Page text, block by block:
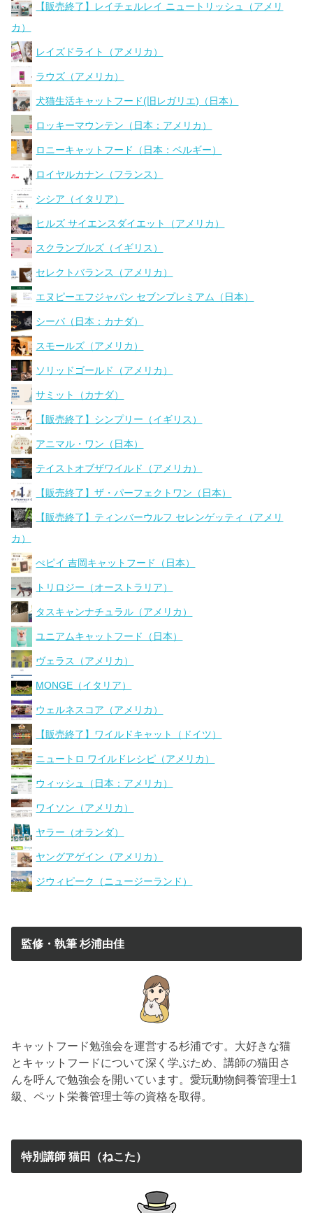
【販売終了】レイチェルレイ ニュートリッシュ（アメリ
カ）
レイズドライト（アメリカ）
ラウズ（アメリカ）
犬猫生活キャットフード(旧レガリエ)（日本）
ロッキーマウンテン（日本：アメリカ）
ロニーキャットフード（日本：ベルギー）
ロイヤルカナン（フランス）
シシア（イタリア）
ヒルズ サイエンスダイエット（アメリカ）
スクランブルズ（イギリス）
セレクトバランス（アメリカ）
エヌピーエフジャパン セブンプレミアム（日本）
シーバ（日本：カナダ）
スモールズ（アメリカ）
ソリッドゴールド（アメリカ）
サミット（カナダ）
【販売終了】シンプリー（イギリス）
アニマル・ワン（日本）
テイストオブザワイルド（アメリカ）
【販売終了】ザ・パーフェクトワン（日本）
【販売終了】ティンバーウルフ セレンゲッティ（アメリ
カ）
ぺピイ 吉岡キャットフード（日本）
トリロジー（オーストラリア）
タスキャンナチュラル（アメリカ）
ユニアムキャットフード（日本）
ヴェラス（アメリカ）
MONGE（イタリア）
ウェルネスコア（アメリカ）
【販売終了】ワイルドキャット（ドイツ）
ニュートロ ワイルドレシピ（アメリカ）
ウィッシュ（日本：アメリカ）
ワイソン（アメリカ）
ヤラー（オランダ）
ヤングアゲイン（アメリカ）
ジウィピーク（ニュージーランド）
監修・執筆 杉浦由佳
キャットフード勉強会を運営する杉浦です。大好きな猫
とキャットフードについて深く学ぶため、講師の猫田さ
んを呼んで勉強会を開いています。愛玩動物飼養管理士1
級、ペット栄養管理士等の資格を取得。
特別講師 猫田（ねこた）